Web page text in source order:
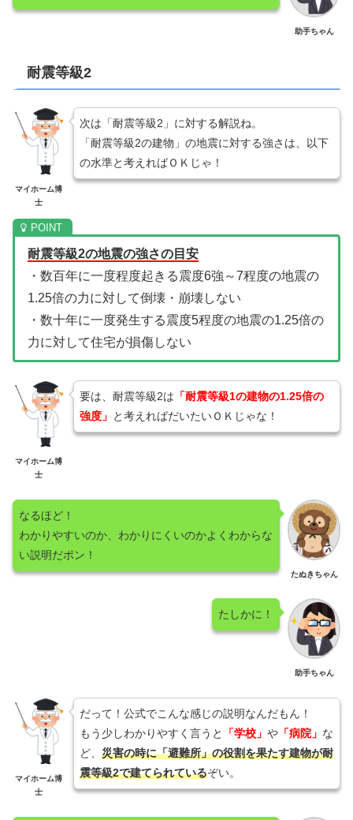
助手ちゃん
耐震等級2
マイホーム博
士
次は「耐震等級2」に対する解説ね。
「耐震等級2の建物」の地震に対する強さは、以下
の水準と考えればＯＫじゃ！
耐震等級2の地震の強さの目安
・数百年に一度程度起きる震度6強～7程度の地震の
1.25倍の力に対して倒壊・崩壊しない
・数十年に一度発生する震度5程度の地震の1.25倍の
力に対して住宅が損傷しない
マイホーム博
士
要は、耐震等級2は 「耐震等級1の建物の1.25倍の
強度」 と考えればだいたいＯＫじゃな！
たぬきちゃん
なるほど！
わかりやすいのか、わかりにくいのかよくわからな
い説明だポン！
助手ちゃん
たしかに！
マイホーム博
士
だって！公式でこんな感じの説明なんだもん！
もう少しわかりやすく言うと
「学校」 や「病院」 な
ど、 災害の時に「避難所」の役割を果たす建物が耐
震等級2で建てられているぞい。